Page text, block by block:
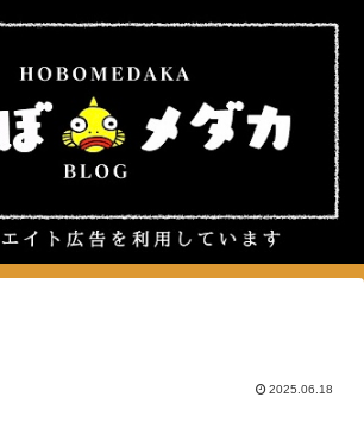
2025.06.18